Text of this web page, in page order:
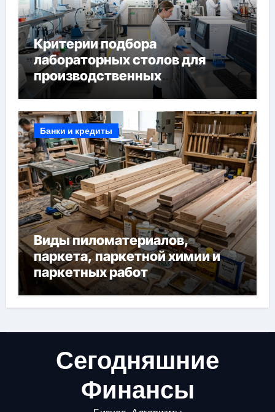
Критерии подбора
лабораторных столов для
производственных
лабораторий
Банки и кредиты
Виды пиломатериалов,
паркета, паркетной химии и
паркетных работ
Сегодняшние
Финансы